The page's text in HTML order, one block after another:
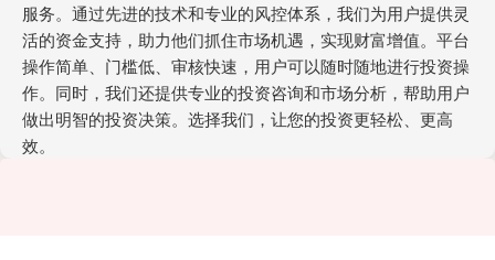
服务。通过先进的技术和专业的风控体系，我们为用户提供灵
活的资金支持，助力他们抓住市场机遇，实现财富增值。平台
操作简单、门槛低、审核快速，用户可以随时随地进行投资操
作。同时，我们还提供专业的投资咨询和市场分析，帮助用户
做出明智的投资决策。选择我们，让您的投资更轻松、更高
效。